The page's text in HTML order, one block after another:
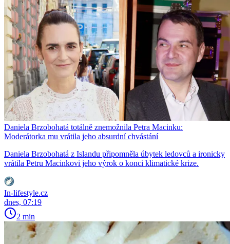
Daniela Brzobohatá totálně znemožnila Petra Macinku:
Moderátorka mu vrátila jeho absurdní chvástání
Daniela Brzobohatá z Islandu připomněla úbytek ledovců a ironicky
vrátila Petru Macinkovi jeho výrok o konci klimatické krize.
In-lifestyle.cz
dnes, 07:19
2 min